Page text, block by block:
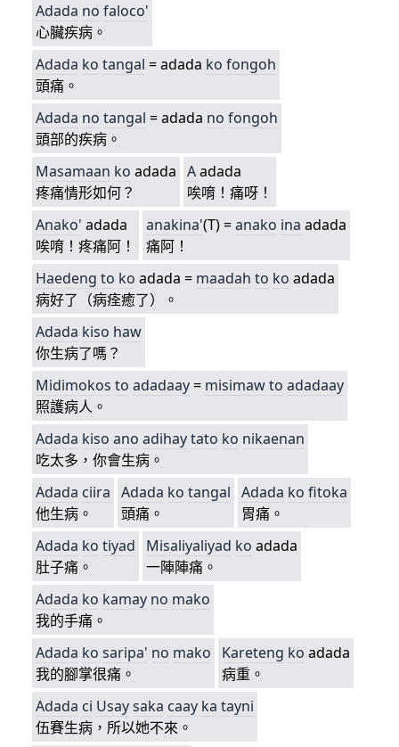
Adada no faloco'
心臟疾病。
Adada ko tangal = adada ko fongoh
頭痛。
Adada no tangal = adada no fongoh
頭部的疾病。
Masamaan ko adada
疼痛情形如何？
Aadada
唉唷！痛呀！
Anako' adada
唉唷！疼痛阿！
anakina'(T) =anako ina adada
痛阿！
Haedeng to ko adada = maadah to ko adada
病好了（病痊癒了）。
Adada kiso haw
你生病了嗎？
Midimokos to adadaay= misimawto adadaay
照護病人。
Adada kiso ano adihaytato ko nikaenan
吃太多，你會生病。
Adada ciira
他生病。
Adada ko tangal
頭痛。
Adada ko fitoka
胃痛。
Adada ko tiyad
肚子痛。
Misaliyaliyad ko adada
一陣陣痛。
Adada ko kamay no mako
我的手痛。
Adada ko saripa' no mako
我的腳掌很痛。
Kareteng ko adada
病重。
Adada ci Usaysaka caay ka tayni
伍賽生病，所以她不來。